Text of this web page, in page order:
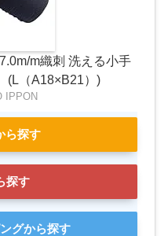
m織刺 洗える小手
(L（A18×B21）)
IPPON
ら探す
探す
グから探す